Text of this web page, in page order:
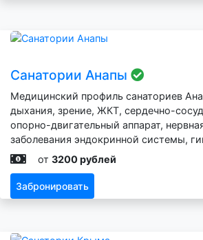
Санатории Анапы
Медицинский профиль санаториев
дыхания, зрение, ЖКТ, сердечно-
опорно-двигательный аппарат,
заболевания эндокринной системы,
от 3200 рублей
Забронировать